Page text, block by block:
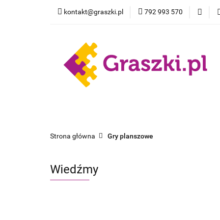
kontakt@graszki.pl 792 993 570
Gry planszowe
Strona główna Gry planszowe
Wiedźmy